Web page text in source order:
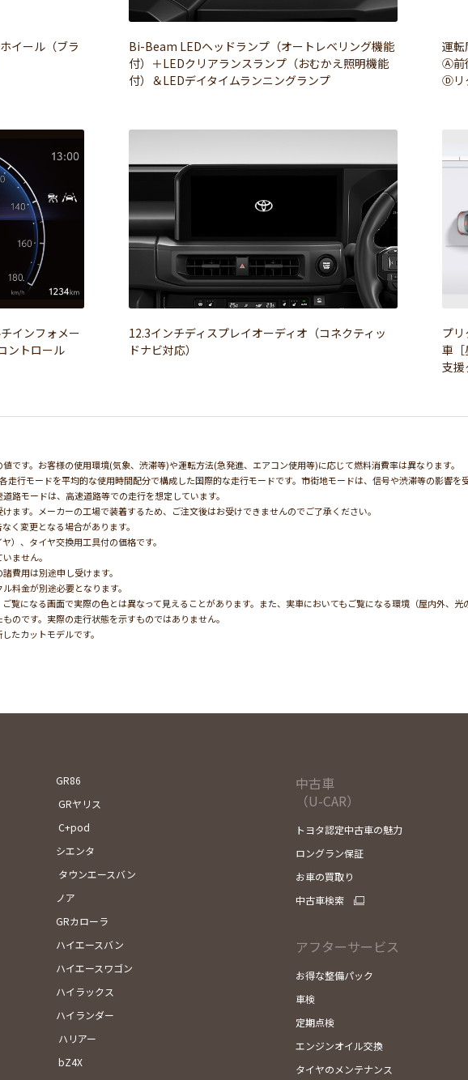
イール（ブラ
Bi-Beam LEDヘッドランプ（オートレベリング機能
付）＋LEDクリアランスランプ（おむかえ照明機能
付）＆LEDデイタイムランニングランプ
運転
Ⓐ前
Ⓓリ
インフォメー
ントロール
12.3インチディスプレイオーディオ（コネクティッ
ドナビ対応）
プ
車［
支援
です。お客様の使用環境(気象、渋滞等)や運転方法(急発進、エアコン使用等)に応じて燃料消費率は異なります。
走行モードを平均的な使用時間配分で構成した国際的な走行モードです。市街地モードは、信号や渋滞等の影響
路モードは、高速道路等での走行を想定しています。
ます。メーカーの工場で装着するため、ご注文後はお受けできませんのでご了承ください。
く変更となる場合があります。
）、タイヤ交換用工具付の価格です。
ません。
費用は別途申し受けます。
料金が別途必要となります。
覧になる画面で実際の色とは異なって見えることがあります。また、実車においてもご覧になる環境（屋内外、光
のです。実際の走行状態を示すものではありません。
たカットモデルです。
GR86
GRヤリス
C+pod
シエンタ
タウンエースバン
ノア
GRカローラ
ハイエースバン
ハイエースワゴン
ハイラックス
ハイランダー
ハリアー
bZ4X
中古車
（U-CAR）
トヨタ認定中古車の魅力
ロングラン保証
お車の買取り
中古車検索
アフターサービス
お得な整備パック
車検
定期点検
エンジンオイル交換
タイヤのメンテナンス